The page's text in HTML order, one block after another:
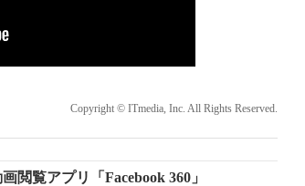
Copyright © ITmedia, Inc. All Rights Reserved.
閲覧アプリ「Facebook 360」